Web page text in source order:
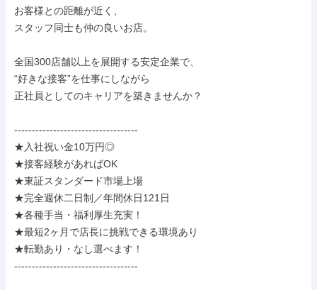
お客様との距離が近く、
スタッフ同士も仲の良いお店。
全国300店舗以上を展開する安定企業で、
“好きな接客”を仕事にしながら
正社員としてのキャリアを築きませんか？
-----------------------------------
★入社祝い金10万円◎
★接客経験があればOK
★東証スタンダード市場上場
★完全週休二日制／年間休日121日
★各種手当・福利厚生充実！
★最短2ヶ月で店長に挑戦できる環境あり
★転勤あり・なし選べます！
-----------------------------------